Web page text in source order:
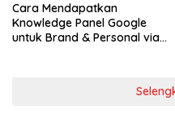
Cara Mendapatkan
Knowledge Panel Google
untuk Brand & Personal via